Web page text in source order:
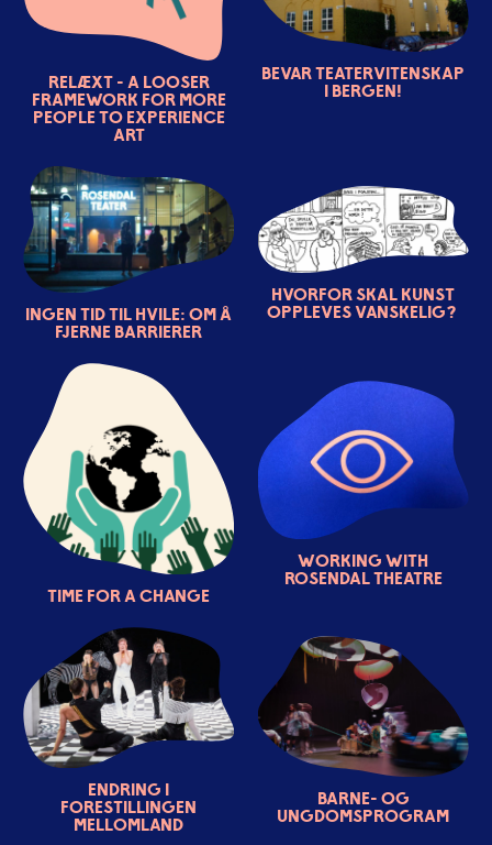
Relæxt - a looser
framework for more
people to experience
art
BEVAR TEATERVITENSKAP
I BERGEN!
Ingen tid til hvile: Om å
fjerne barrierer
Hvorfor skal kunst
oppleves vanskelig?
Time for a change
Working with
Rosendal Theatre
Endring i
forestillingen
mellomland
Barne- og
ungdomsprogram